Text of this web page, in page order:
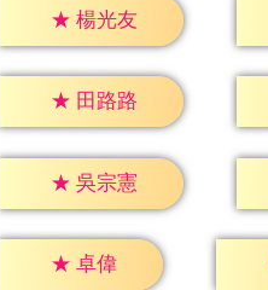
★ 楊光友
★ 田路路
★ 吳宗憲
★ 卓偉